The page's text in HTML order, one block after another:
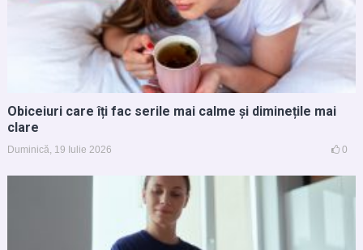
Obiceiuri care îți fac serile mai calme și diminețile mai
clare
Duminică, 19 Iulie 2026 0